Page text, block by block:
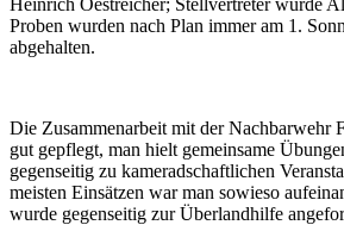
Proben wurden nach Plan immer am 1.
abgehalten.
Die Zusammenarbeit mit der Nachbarwehr
gut gepflegt, man hielt gemeinsame
gegenseitig zu kameradschaftlichen
meisten Einsätzen war man sowieso
wurde gegenseitig zur Überlandhilfe